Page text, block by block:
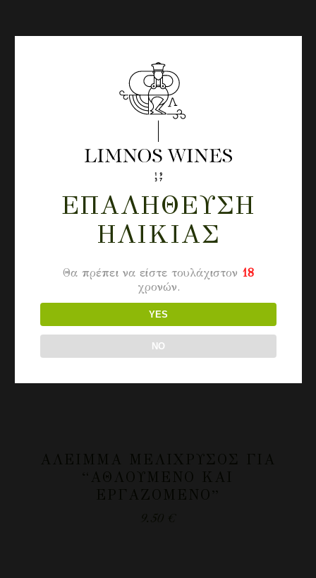
ΆΛΕΙΜΜΑ ΜΕΛΊΧΡΥΣΟΣ ΓΙΑ
“ΑΘΛΟΎΜΕΝΟ ΚΑΙ
ΕΡΓΑΖΌΜΕΝΟ”
9.50 €
ΕΠΑΛΉΘΕΥΣΗ
ΗΛΙΚΊΑΣ
Θα πρέπει να είστε τουλάχιστον 18
χρονών.
YES
NO